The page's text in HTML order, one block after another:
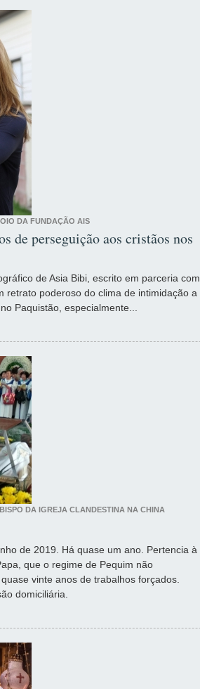
DA FUNDAÇÃO AIS
de perseguição aos cristãos nos
de Asia Bibi, escrito em parceria com
retrato poderoso do clima de intimidação a
Paquistão, especialmente...
DA IGREJA CLANDESTINA NA CHINA
de 2019. Há quase um ano. Pertencia à
que o regime de Pequim não
vinte anos de trabalhos forçados.
domiciliária.